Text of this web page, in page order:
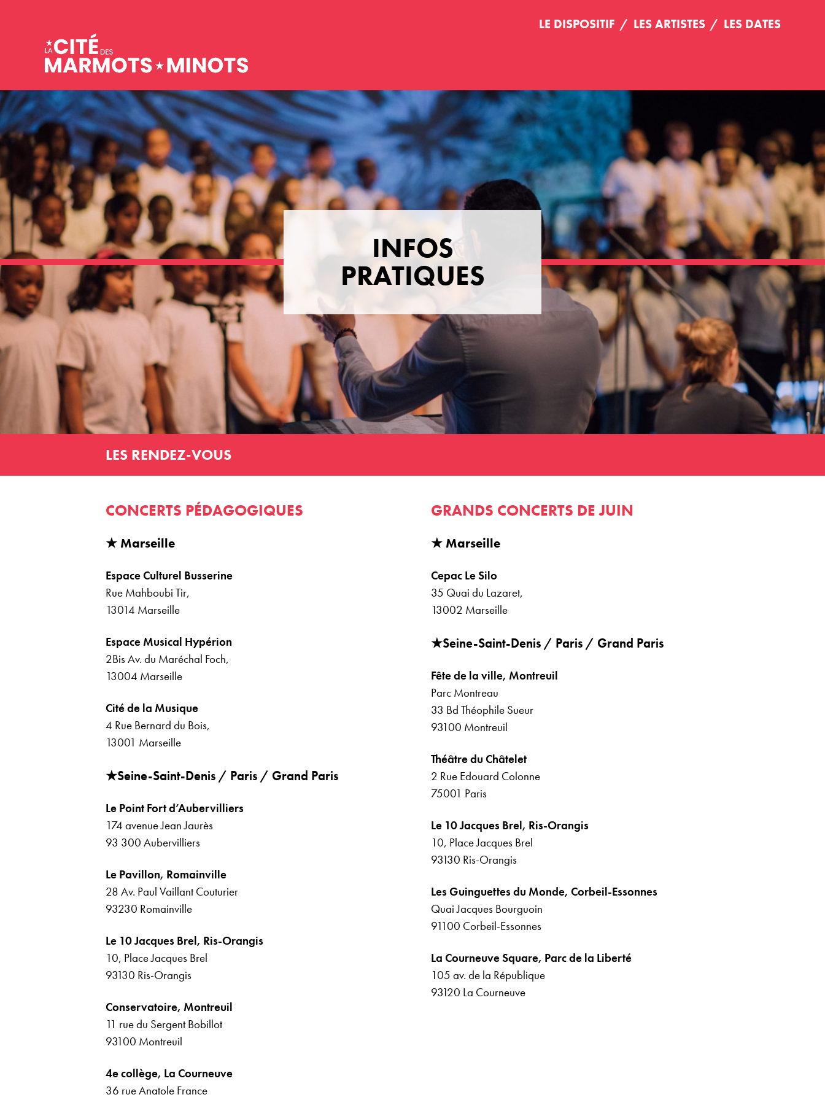
LE DISPOSITIF LES ARTISTES LES DATES
INFOS
PRATIQUES
LES RENDEZ-VOUS
CONCERTS PÉDAGOGIQUES
★ Marseille
Espace Culturel Busserine
Rue Mahboubi Tir,
13014 Marseille
Espace Musical Hypérion
2Bis Av. du Maréchal Foch,
13004 Marseille
Cité de la Musique
4 Rue Bernard du Bois,
13001 Marseille
★Seine-Saint-Denis / Paris / Grand Paris
Le Point Fort d’Aubervilliers
174 avenue Jean Jaurès
93 300 Aubervilliers
Le Pavillon, Romainville
28 Av. Paul Vaillant Couturier
93230 Romainville
Le 10 Jacques Brel, Ris-Orangis
10, Place Jacques Brel
93130 Ris-Orangis
Conservatoire, Montreuil
11 rue du Sergent Bobillot
93100 Montreuil
4e collège, La Courneuve
36 rue Anatole France
GRANDS CONCERTS DE JUIN
★ Marseille
Cepac Le Silo
35 Quai du Lazaret,
13002 Marseille
★Seine-Saint-Denis / Paris / Grand Paris
Fête de la ville, Montreuil
Parc Montreau
33 Bd Théophile Sueur
93100 Montreuil
Théâtre du Châtelet
2 Rue Edouard Colonne
75001 Paris
Le 10 Jacques Brel, Ris-Orangis
10, Place Jacques Brel
93130 Ris-Orangis
Les Guinguettes du Monde, Corbeil-Essonnes
Quai Jacques Bourguoin
91100 Corbeil-Essonnes
La Courneuve Square, Parc de la Liberté
105 av. de la République
93120 La Courneuve